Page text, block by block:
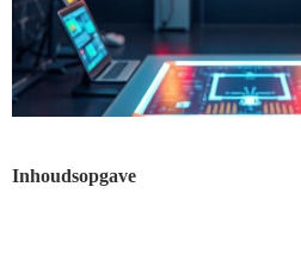
Inhoudsopgave